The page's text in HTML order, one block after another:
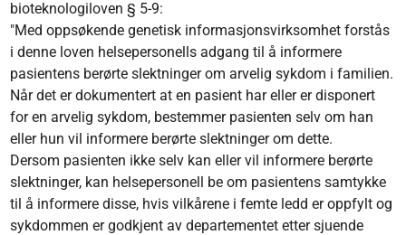
bioteknologiloven § 5-9:
"Med oppsøkende genetisk informasjonsvirksomhet forstås
i denne loven helsepersonells adgang til å informere
pasientens berørte slektninger om arvelig sykdom i familien.
Når det er dokumentert at en pasient har eller er disponert
for en arvelig sykdom, bestemmer pasienten selv om han
eller hun vil informere berørte slektninger om dette.
Dersom pasienten ikke selv kan eller vil informere berørte
slektninger, kan helsepersonell be om pasientens samtykke
til å informere disse, hvis vilkårene i femte ledd er oppfylt og
sykdommen er godkjent av departementet etter sjuende